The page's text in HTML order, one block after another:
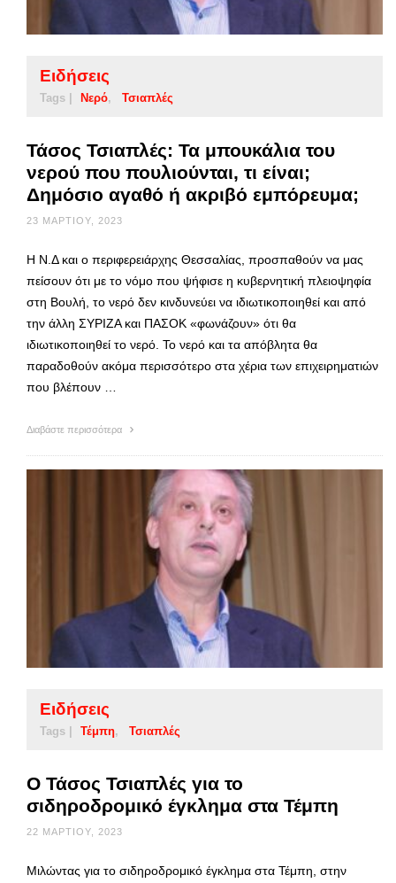
Ειδήσεις
Tags | Νερό Τσιαπλές
Τάσος Τσιαπλές: Τα μπουκάλια του
νερού που πουλιούνται, τι είναι;
Δημόσιο αγαθό ή ακριβό εμπόρευμα;
23 ΜΑΡΤΊΟΥ, 2023
Η Ν.Δ και ο περιφερειάρχης Θεσσαλίας, προσπαθούν να μας
πείσουν ότι με το νόμο που ψήφισε η κυβερνητική πλειοψηφία
στη Βουλή, το νερό δεν κινδυνεύει να ιδιωτικοποιηθεί και από
την άλλη ΣΥΡΙΖΑ και ΠΑΣΟΚ «φωνάζουν» ότι θα
ιδιωτικοποιηθεί το νερό. Το νερό και τα απόβλητα θα
παραδοθούν ακόμα περισσότερο στα χέρια των επιχειρηματιών
που βλέπουν …
Διαβάστε περισσότερα
Ειδήσεις
Tags | Τέμπη Τσιαπλές
Ο Τάσος Τσιαπλές για το
σιδηροδρομικό έγκλημα στα Τέμπη
22 ΜΑΡΤΊΟΥ, 2023
Μιλώντας για το σιδηροδρομικό έγκλημα στα Τέμπη, στην